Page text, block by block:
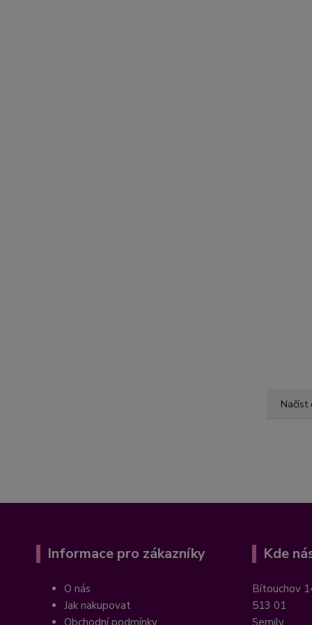
Informace pro zákazníky
O nás
Jak nakupovat
Obchodní podmínky
Kde
Bítouchov
513 01
Semily